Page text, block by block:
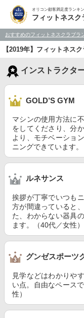
オリコン顧客満足度ランキ
フィットネスク
おすすめのフィットネスクラブラ
【2019年】フィットネス
インストラクタ
GOLD’S GYM
マシンの使用方法に
をしてくださり、分
より、モチベーショ
ニングできています。
ルネサンス
挨拶が丁寧でいつも
方が間違っていると
た、わからない器具
ます。（40代／女性）
グンゼスポーツ
見学などはわかりや
い点。自由なペース
性）